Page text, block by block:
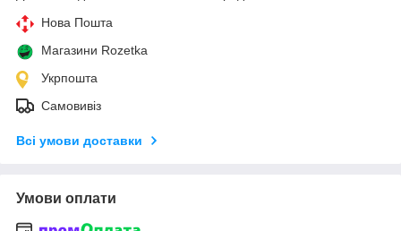
Нова Пошта
Магазини Rozetka
Укрпошта
Самовивіз
Всі умови доставки
Умови оплати